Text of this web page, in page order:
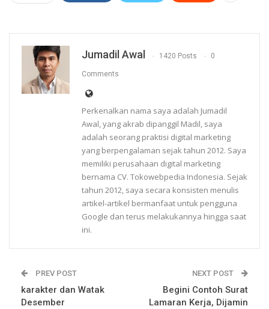
Jumadil Awal 1420 Posts 0
Comments
Perkenalkan nama saya adalah Jumadil
Awal, yang akrab dipanggil Madil, saya
adalah seorang praktisi digital marketing
yang berpengalaman sejak tahun 2012. Saya
memiliki perusahaan digital marketing
bernama CV. Tokowebpedia Indonesia. Sejak
tahun 2012, saya secara konsisten menulis
artikel-artikel bermanfaat untuk pengguna
Google dan terus melakukannya hingga saat
ini.
PREV POST
karakter dan Watak
Desember
NEXT POST
Begini Contoh Surat
Lamaran Kerja, Dijamin